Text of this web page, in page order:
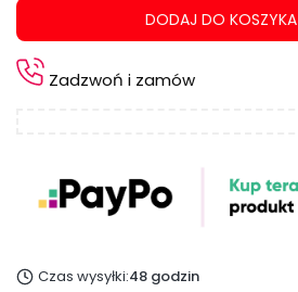
DODAJ DO KOSZYKA
Zadzwoń i zamów
Czas wysyłki:48 godzin